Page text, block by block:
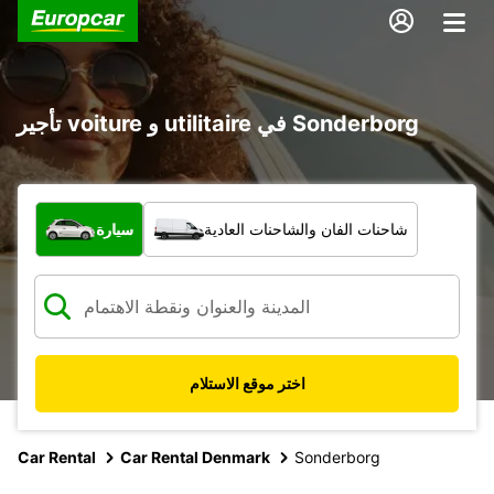
تأجير voiture و utilitaire في Sonderborg
ما نوع المركبة؟
سيارة شاحنات الفان والشاحنات العادية
اختر موقع الاستلام
Car Rental Car Rental Denmark Sonderborg